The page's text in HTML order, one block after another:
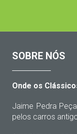
SOBRE NÓS
Onde os
Jaime Pedra
pelos carros